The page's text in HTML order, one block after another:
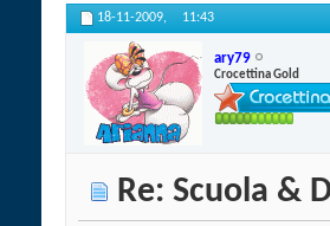
18-11-2009, 11:43
ary79
Crocettina Gold
Re: Scuola &